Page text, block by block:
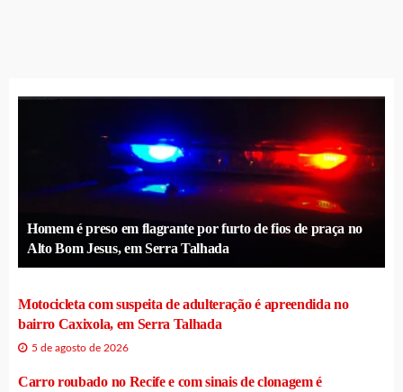
Homem é preso em flagrante por furto de fios de praça no
Alto Bom Jesus, em Serra Talhada
Motocicleta com suspeita de adulteração é apreendida no
bairro Caxixola, em Serra Talhada
5 de agosto de 2026
Carro roubado no Recife e com sinais de clonagem é